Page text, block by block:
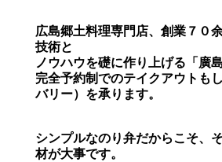
広島郷土料理専門店、創業７０
技術と
ノウハウを礎に作り上げる「廣
完全予約制でのテイクアウトも
バリー）を承ります。
シンプルなのり弁だからこそ、
材が大事です。